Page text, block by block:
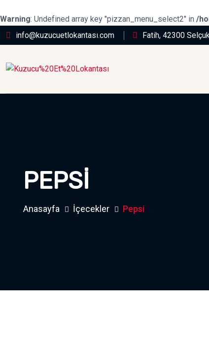
Warning: Undefined array key "pizzan_menu_select2" in /
info@kuzucuetlokantası.com
Fatih, 42300
PEPSI
Anasayfa İçecekler Pepsi